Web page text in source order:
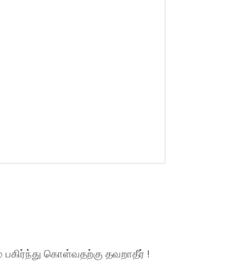
கொள்வதற்கு தவறாதீர் !